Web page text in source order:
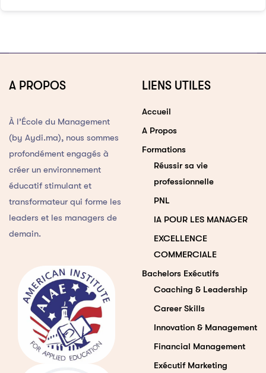
A PROPOS
À l’École du Management
(by Aydi.ma), nous sommes
profondément engagés à
créer un environnement
éducatif stimulant et
transformateur qui forme les
leaders et les managers de
demain.
LIENS UTILES
Accueil
A Propos
Formations
Réussir sa vie
professionnelle
PNL
IA POUR LES MANAGER
EXCELLENCE
COMMERCIALE
Bachelors Exécutifs
Coaching & Leadership
Career Skills
Innovation & Management
Financial Management
Exécutif Marketing